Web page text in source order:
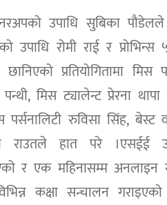
उपाधि सुबिका
उपाधि रोमी राई र
प्रतियोगितामा मिस
मिस ट्यालेन्ट प्रेरना थापा
रुविसा सिंह, बेस्ट
राउतले हात परे ।एसईई
र एक महिनासम्म
कक्षा सन्चालन